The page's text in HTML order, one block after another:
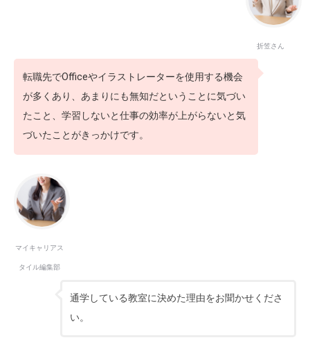
折笠さん
転職先でOfficeやイラストレーターを使用する機会
が多くあり、あまりにも無知だということに気づい
たこと、学習しないと仕事の効率が上がらないと気
づいたことがきっかけです。
マイキャリアス
タイル編集部
通学している教室に決めた理由をお聞かせくださ
い。